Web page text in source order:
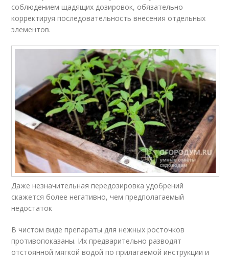
соблюдением щадящих дозировок, обязательно
корректируя последовательность внесения отдельных
элементов.
Даже незначительная передозировка удобрений
скажется более негативно, чем предполагаемый
недостаток
В чистом виде препараты для нежных росточков
противопоказаны. Их предварительно разводят
отстоянной мягкой водой по прилагаемой инструкции и